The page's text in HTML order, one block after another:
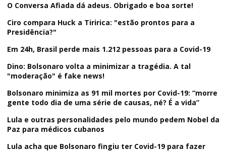
O Conversa Afiada dá adeus. Obrigado e boa sorte!
Ciro compara Huck a Tiririca: "estão prontos para a
Presidência?"
Em 24h, Brasil perde mais 1.212 pessoas para a Covid-19
Dino: Bolsonaro volta a minimizar a tragédia. A tal
"moderação" é fake news!
Bolsonaro minimiza as 91 mil mortes por Covid-19: “morre
gente todo dia de uma série de causas, né? É a vida”
Lula e outras personalidades pelo mundo pedem Nobel da
Paz para médicos cubanos
Lula acha que Bolsonaro fingiu ter Covid-19 para fazer